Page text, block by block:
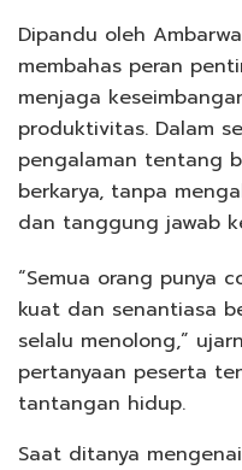
Dipandu oleh
membahas peran
menjaga
produktivitas. Dalam
pengalaman tentang
berkarya, tanpa
dan tanggung jawab
“Semua orang punya
kuat dan senantiasa
selalu menolong,”
pertanyaan peserta
tantangan hidup.
Saat ditanya